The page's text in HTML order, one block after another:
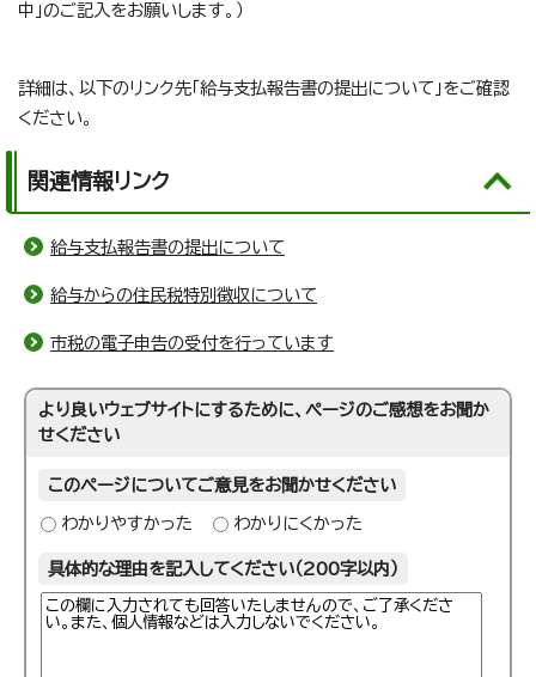
中」のご記入をお願いします。）
詳細は、以下のリンク先「給与支払報告書の提出について」をご確認
ください。
関連情報リンク
給与支払報告書の提出について
給与からの住民税特別徴収について
市税の電子申告の受付を行っています
より良いウェブサイトにするために、ページのご感想をお聞か
せください
このページについてご意見をお聞かせください
わかりやすかった わかりにくかった
具体的な理由を記入してください（200字以内）